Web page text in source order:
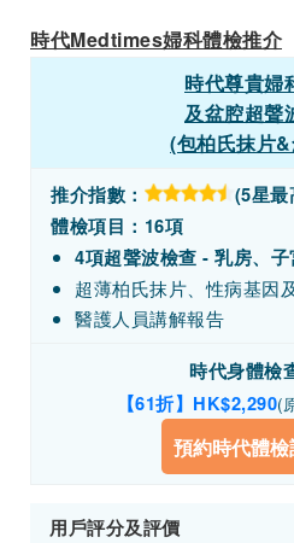
時代Medtimes婦科體檢推介
時代尊貴婦
及盆腔超聲
(包柏氏抹片
推介指數：
(5星最
體檢項目：16項
4項超聲波檢查 - 乳房、
超薄柏氏抹片、性病基因
醫護人員講解報告
時代身體檢
【61折】HK$2,290(
預約時代體
用戶評分及評價